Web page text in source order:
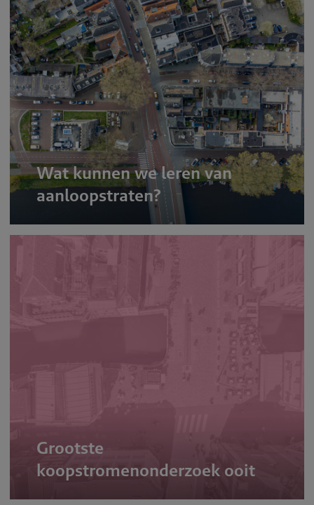
Wat kunnen we leren van
aanloopstraten?
Grootste
koopstromenonderzoek ooit